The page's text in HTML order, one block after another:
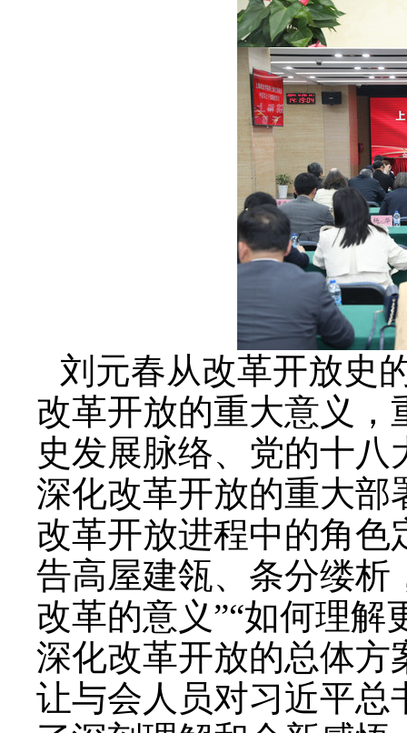
刘元春从改革开放史
改革开放的重大意义，
史发展脉络、党的十
深化改革开放的重大部
改革开放进程中的角色
告高屋建瓴、条分缕析
改革的意义”“如何理解
深化改革开放的总体方
让与会人员对习近平总